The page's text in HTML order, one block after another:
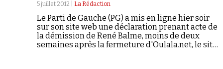
5 juillet 2012 | La Rédaction
Le Parti de Gauche (PG) a mis en ligne hier soir
sur son site web une déclaration prenant acte de
la démission de René Balme, moins de deux
semaines après la fermeture d'Oulala.net, le site